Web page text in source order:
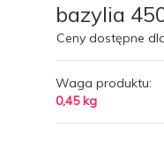
bazylia
Ceny dostępne
Waga produktu:
0,45 kg